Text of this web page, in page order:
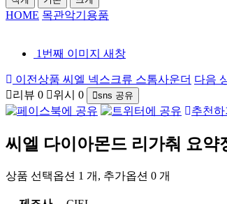
HOME 목관악기용품
1번째 이미지 새창
이전상품 씨엘 넥스크류 스톰사운더 다음
리뷰 0 위시 0 sns 공유
추천하
씨엘 다이아몬드 리가춰 요약
상품 선택옵션 1 개, 추가옵션 0 개